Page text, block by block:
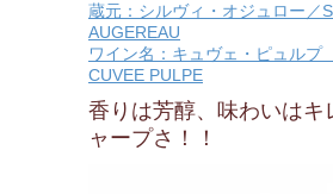
蔵元：シルヴィ・オジュロー／
AUGEREAU
ワイン名：キュヴェ・ピュル
CUVEE PULPE
香りは芳醇、味わいはキ
ャープさ！！